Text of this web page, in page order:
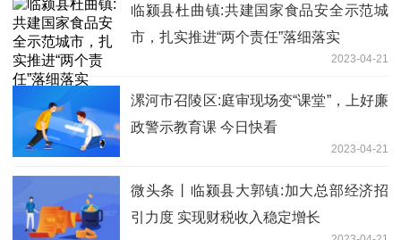
临颍县杜曲镇:共建国家食品安全示范城
市，扎实推进“两个责任”落细落实
2023-04-21
漯河市召陵区:庭审现场变“课堂”，上好廉
政警示教育课 今日快看
2023-04-21
微头条丨临颍县大郭镇:加大总部经济招
引力度 实现财税收入稳定增长